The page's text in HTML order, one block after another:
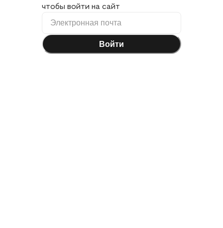
чтобы войти на сайт
Войти